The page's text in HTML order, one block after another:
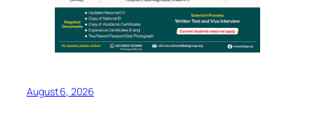
August 6, 2026